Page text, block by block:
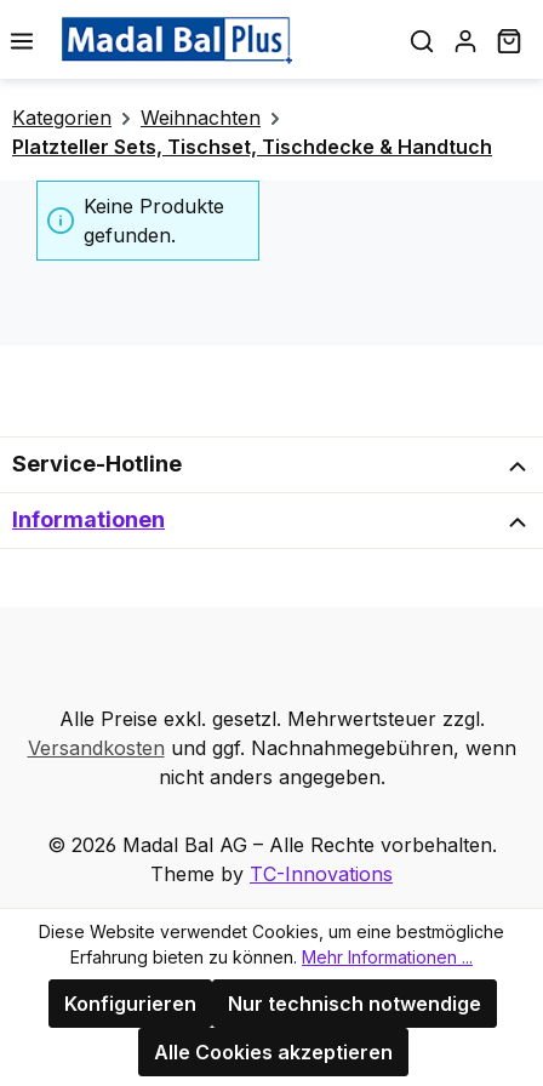
springen
Kategorien
Weihnachten
Platzteller Sets, Tischset, Tischdecke & Handtuch
Keine Produkte
gefunden.
Service-Hotline
Informationen
Alle Preise exkl. gesetzl. Mehrwertsteuer zzgl.
Versandkosten und ggf. Nachnahmegebühren, wenn
nicht anders angegeben.
© 2026 Madal Bal AG – Alle Rechte vorbehalten.
Theme by TC-Innovations
Diese Website verwendet Cookies, um eine bestmögliche
Erfahrung bieten zu können. Mehr Informationen ...
Nur technisch notwendige
Konfigurieren
Alle Cookies akzeptieren